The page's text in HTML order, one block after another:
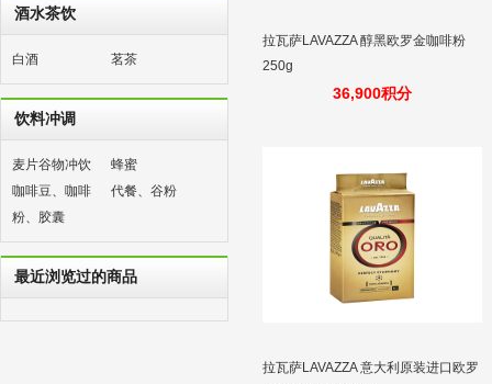
酒水茶饮
白酒 茗茶
饮料冲调
麦片谷物冲饮
蜂蜜
咖啡豆、咖啡
粉、胶囊
代餐、谷粉
最近浏览过的商品
拉瓦萨LAVAZZA 醇黑欧罗金咖啡粉
250g
36,900积分
拉瓦萨LAVAZZA 意大利原装进口欧罗